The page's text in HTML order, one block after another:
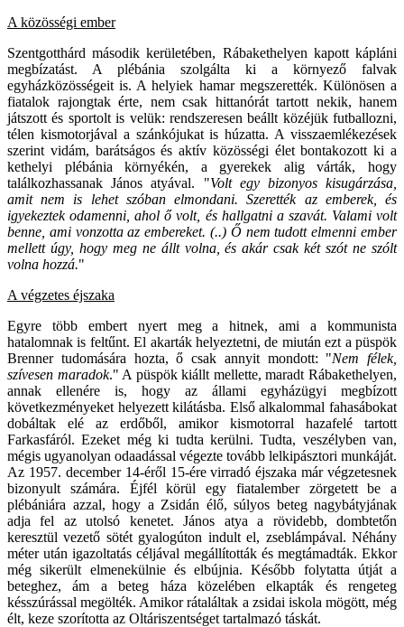
A közösségi ember
Szentgotthárd második kerületében, Rábakethelyen kapott kápláni
megbízatást. A plébánia szolgálta ki a környező falvak
egyházközösségeit is. A helyiek hamar megszerették. Különösen a
fiatalok rajongtak érte, nem csak hittanórát tartott nekik, hanem
játszott és sportolt is velük: rendszeresen beállt közéjük futballozni,
télen kismotorjával a szánkójukat is húzatta. A visszaemlékezések
szerint vidám, barátságos és aktív közösségi élet bontakozott ki a
kethelyi plébánia környékén, a gyerekek alig várták, hogy
találkozhassanak János atyával. "Volt egy bizonyos kisugárzása,
amit nem is lehet szóban elmondani. Szerették az emberek, és
igyekeztek odamenni, ahol ő volt, és hallgatni a szavát. Valami volt
benne, ami vonzotta az embereket. (..) Ő nem tudott elmenni ember
mellett úgy, hogy meg ne állt volna, és akár csak két szót ne szólt
volna hozzá."
A végzetes éjszaka
Egyre több embert nyert meg a hitnek, ami a kommunista
hatalomnak is feltűnt. El akarták helyeztetni, de miután ezt a püspök
Brenner tudomására hozta, ő csak annyit mondott: "Nem félek,
szívesen maradok." A püspök kiállt mellette, maradt Rábakethelyen,
annak ellenére is, hogy az állami egyházügyi megbízott
következményeket helyezett kilátásba. Első alkalommal fahasábokat
dobáltak elé az erdőből, amikor kismotorral hazafelé tartott
Farkasfáról. Ezeket még ki tudta kerülni. Tudta, veszélyben van,
mégis ugyanolyan odaadással végezte tovább lelkipásztori munkáját.
Az 1957. december 14-éről 15-ére virradó éjszaka már végzetesnek
bizonyult számára. Éjfél körül egy fiatalember zörgetett be a
plébániára azzal, hogy a Zsidán élő, súlyos beteg nagybátyjának
adja fel az utolsó kenetet. János atya a rövidebb, dombtetőn
keresztül vezető sötét gyalogúton indult el, zseblámpával. Néhány
méter után igazoltatás céljával megállították és megtámadták. Ekkor
még sikerült elmenekülnie és elbújnia. Később folytatta útját a
beteghez, ám a beteg háza közelében elkapták és rengeteg
késszúrással megölték. Amikor rátaláltak a zsidai iskola mögött, még
élt, keze szorította az Oltáriszentséget tartalmazó táskát.